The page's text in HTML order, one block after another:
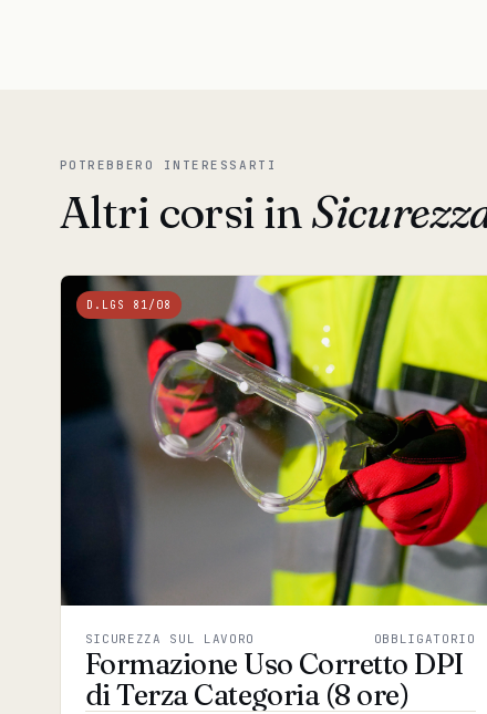
POTREBBERO INTERESSARTI
Altri corsi in
D.LGS 81/08
SICUREZZA SUL LAVORO OBBLIGATORIO
Formazione Uso Corretto DPI
di Terza Categoria (8 ore)